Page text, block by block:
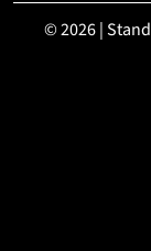
© 2026 |